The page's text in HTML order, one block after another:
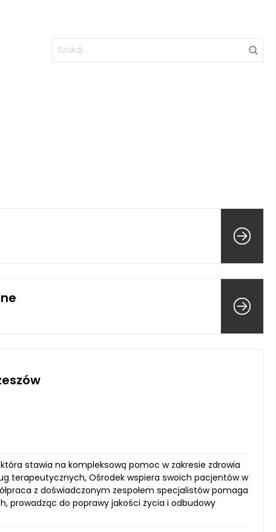
stawia na kompleksową pomoc w zakresie zdrowia
terapeutycznych, Ośrodek wspiera swoich pacjentów w
z doświadczonym zespołem specjalistów pomaga
prowadząc do poprawy jakości życia i odbudowy